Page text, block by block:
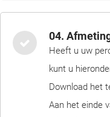
04.
Heeft u uw
kunt u
Download het
Aan het einde